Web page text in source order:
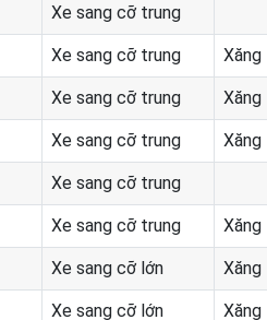
Xe sang cỡ trung
Xe sang cỡ trung Xăng
Xe sang cỡ trung Xăng
Xe sang cỡ trung Xăng
Xe sang cỡ trung
Xe sang cỡ trung Xăng
Xe sang cỡ lớn Xăng
Xe sang cỡ lớn Xăng